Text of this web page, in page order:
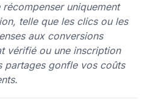
récompenser uniquement
telle que les clics ou les
aux conversions
vérifié ou une inscription
partages gonfle vos coûts